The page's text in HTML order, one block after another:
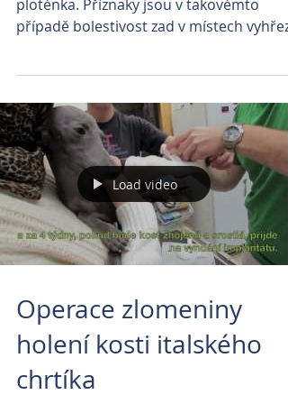
ploténka. Příznaky jsou v takovémto
případě bolestivost zad v místech
Load video
Operace zlomeniny
holení kosti italského
chrtíka